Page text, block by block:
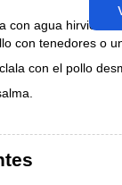
con agua
con tenedores o
con el pollo